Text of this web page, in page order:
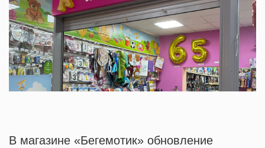
В магазине «Бегемотик» обновление